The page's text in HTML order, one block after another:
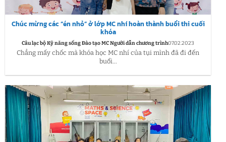
Chúc mừng các “én nhỏ” ở lớp MC nhí hoàn thành buổi thi cuối
khóa
Câu lạc bộ Kỹ năng sống Đào tạo MC Người dẫn chương trình07.02.2023
Chẳng mấy chốc mà khóa học MC nhí của tụi mình đã đi đến
buổi...